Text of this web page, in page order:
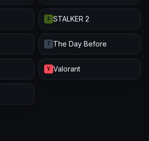
S STALKER 2
T The Day Before
V Valorant